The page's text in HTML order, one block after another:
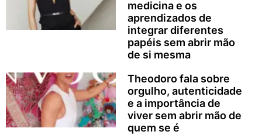
medicina e os
aprendizados de
integrar diferentes
papéis sem abrir mão
de si mesma
Theodoro fala sobre
orgulho, autenticidade
e a importância de
viver sem abrir mão de
quem se é